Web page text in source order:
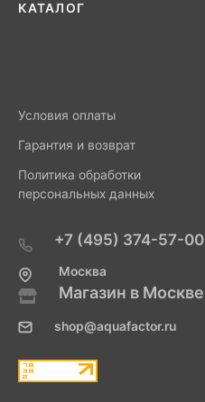
КАТАЛОГ
Условия оплаты
Гарантия и возврат
Политика обработки
персональных данных
+7 (495) 374-57-00
Москва
Магазин в Москве
shop@aquafactor.ru